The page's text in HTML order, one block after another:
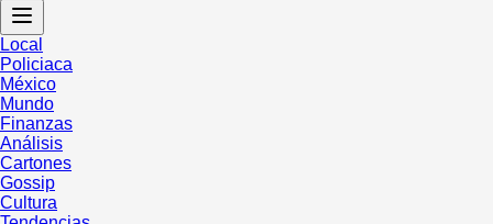
Local
Policiaca
México
Mundo
Finanzas
Análisis
Cartones
Gossip
Cultura